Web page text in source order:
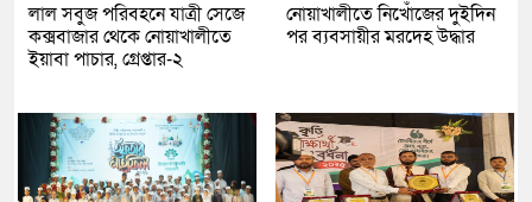
লাল সবুজ পরিবহনে যাত্রী সেজে
কক্সবাজার থেকে নোয়াখালীতে
ইয়াবা পাচার, গ্রেপ্তার-২
নোয়াখালীতে নিখোঁজের দুইদিন
পর ব্যবসায়ীর মরদেহ উদ্ধার